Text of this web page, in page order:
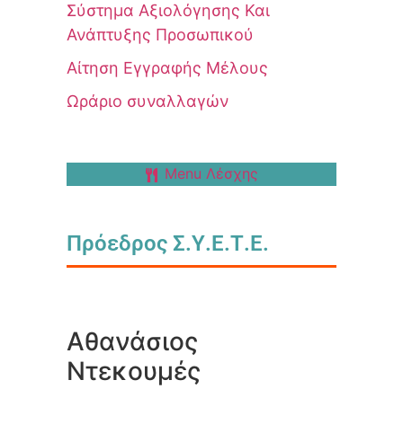
Σύστημα Αξιολόγησης Και
Ανάπτυξης Προσωπικού
Αίτηση Εγγραφής Μέλους
Ωράριο συναλλαγών
Menu Λέσχης
Πρόεδρος Σ.Υ.Ε.Τ.Ε.
Αθανάσιος
Ντεκουμές